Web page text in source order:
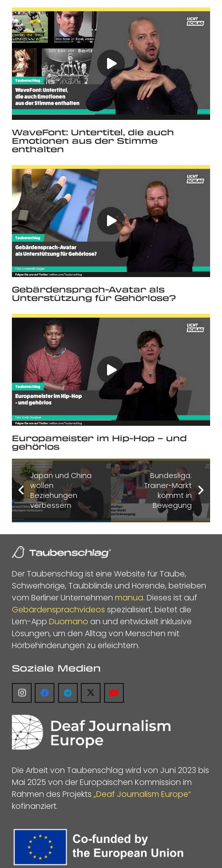
WaveFont: Untertitel, die auch
Emotionen aus der Stimme
enthalten
Gebärdensprach-Avatar als
Unterstützung für Gehörlose?
Europameister im Hip-Hop – und
gehörlos
Japan und China
wollen
Beziehungen
verbessern
Bundesliga:
Trainer-Markt
kommt in
Bewegung
Der Taubenschlag ist eine Website für Taube,
Schwerhörige, Taubblinde und Hörende, betrieben
vom Berliner Unternehmen manua. Dieses ist auf
Gebärdensprachvideos spezialisiert, bietet die
Lern-App Duomano an und entwickelt inklusive
Lösungen, um den Alltag von Menschen mit
Hörbehinderungen zu erleichtern.
Soziale Medien
Die Arbeit von Taubenschlag wird von Juni 2023 bis
Mai 2025 von der Europäischen Kommission im
Rahmen des Projekts „Deaf Journalism Europe“
kofinanziert.